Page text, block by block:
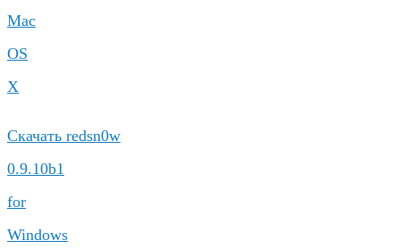
Mac
OS
X
Скачать redsn0w
0.9.10b1
for
Windows